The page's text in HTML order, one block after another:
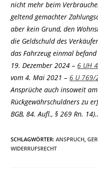
nicht mehr beim
geltend gemachter
aber kein Grund, den
die Geldschuld des
das Fahrzeug einmal
19. Dezember 2024 – 6 UH
vom 4. Mai 2021 – 6 U 769/
Ansprüche auch insoweit
Rückgewährschuldners zu
BGB, 84. Aufl., § 269 Rn.
SCHLAGWÖRTER:ANSPRUCH
WIDERRUFSRECHT